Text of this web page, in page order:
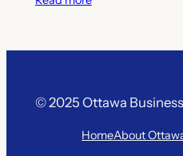
© 2025 Ottawa
HomeAbout